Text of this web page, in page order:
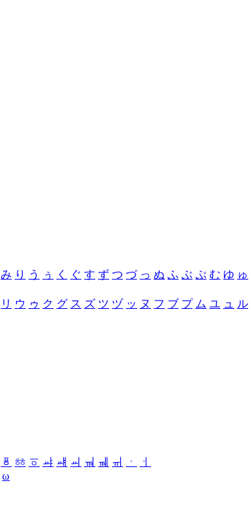
み り う ぅ く ぐ す ず つ づ っ ぬ ふ ぶ ぷ む ゆ ゅ
リ ウ ゥ ク グ ス ズ ツ ヅ ッ ヌ フ ブ プ ム ユ ュ ル
ㆄ ㆅ ㆆ ㆇ ㆈ ㆉ ㆊ ㆋ ㆌ ㆍ
ㆎ
ω